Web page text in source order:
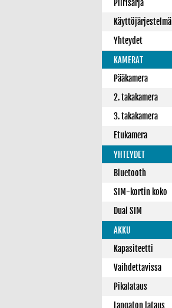
Piirisarja
Käyttöjärjestelmä
Yhteydet
KAMERAT
Pääkamera
2. takakamera
3. takakamera
Etukamera
YHTEYDET
Bluetooth
SIM-kortin koko
Dual SIM
AKKU
Kapasiteetti
Vaihdettavissa
Pikalataus
Langaton lataus